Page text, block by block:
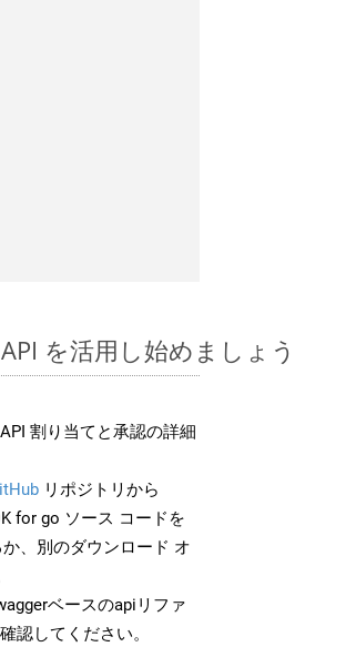
を活用し始めましょう
割り当てと承認の詳細
リポジトリから
for go ソース コードを
、別のダウンロード オ
ベースのapiリファ
認してください。